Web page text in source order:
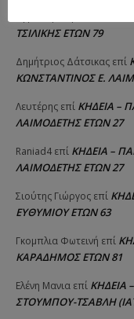
ΤΣΙΛΙΚΗΣ ΕΤΩΝ 79
Δημήτριος Δάτσικας επί
ΚΩΝΣΤΑΝΤΙΝΟΣ Ε.
Λευτέρης επί ΚΗΔΕΙΑ –
ΛΑΙΜΟΔΕΤΗΣ ΕΤΩΝ 27
Raniad4 επί ΚΗΔΕΙΑ –
ΛΑΙΜΟΔΕΤΗΣ ΕΤΩΝ 27
Σιούτης Γιώργος επί
ΕΥΘΥΜΙΟΥ ΕΤΩΝ 63
Γκομπλια Φωτεινή επί
ΚΑΡΑΔΗΜΟΣ ΕΤΩΝ 81
Ελένη Μανια επί ΚΗΔΕΙΑ
ΣΤΟΥΜΠΟΥ-ΤΣΑΒΛΗ